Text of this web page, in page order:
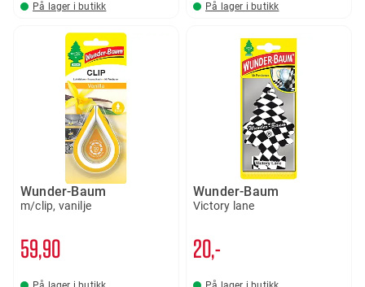
På lager i butikk På lager i butikk
Wunder-Baum
m/clip, vanilje
59 90
Wunder-Baum
Victory lane
20,-